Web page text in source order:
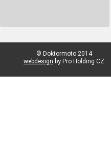
© Doktormoto 2014
webdesign by Pro Holding CZ